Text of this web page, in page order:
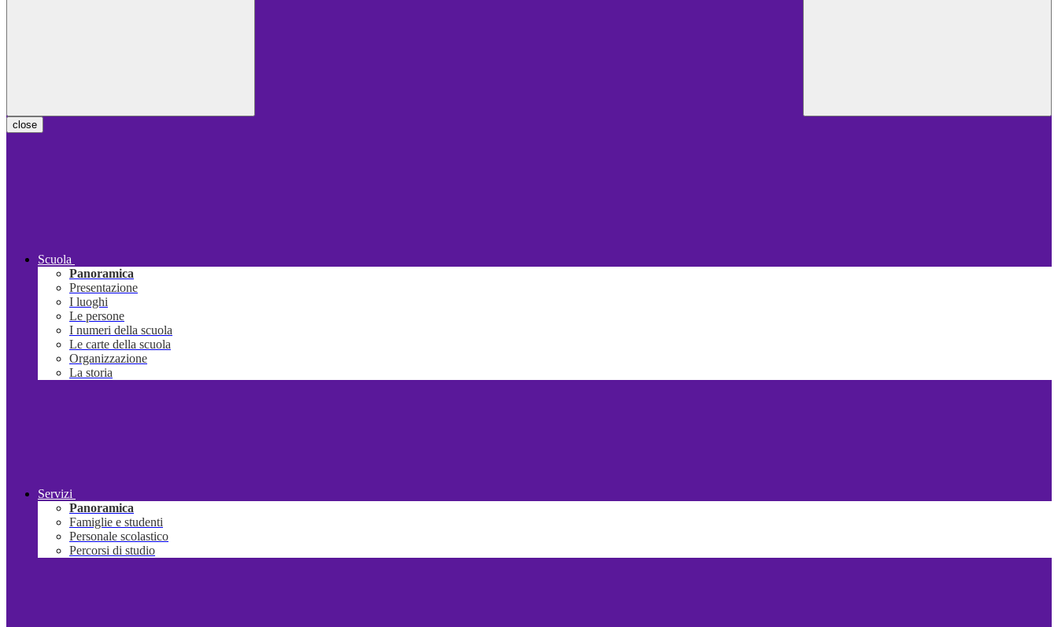
close
Scuola
Panoramica
Presentazione
I luoghi
Le persone
I numeri della scuola
Le carte della scuola
Organizzazione
La storia
Servizi
Panoramica
Famiglie e studenti
Personale scolastico
Percorsi di studio